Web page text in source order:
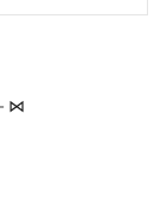
⋈